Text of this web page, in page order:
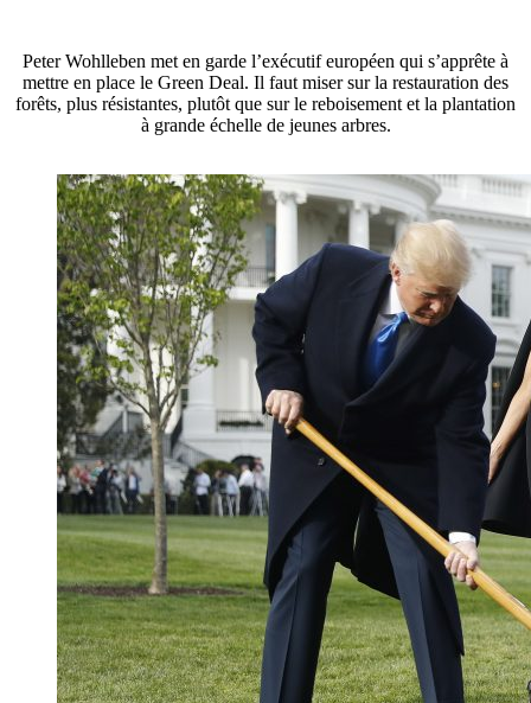
Peter Wohlleben met en garde l’exécutif européen qui s’apprête à
mettre en place le Green Deal. Il faut miser sur la restauration des
forêts, plus résistantes, plutôt que sur le reboisement et la plantation
à grande échelle de jeunes arbres.